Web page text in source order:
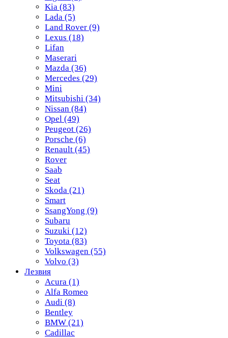
Kia (83)
Lada (5)
Land Rover (9)
Lexus (18)
Lifan
Maserari
Mazda (36)
Mercedes (29)
Mini
Mitsubishi (34)
Nissan (84)
Opel (49)
Peugeot (26)
Porsche (6)
Renault (45)
Rover
Saab
Seat
Skoda (21)
Smart
SsangYong (9)
Subaru
Suzuki (12)
Toyota (83)
Volkswagen (55)
Volvo (3)
Лезвия
Acura (1)
Alfa Romeo
Audi (8)
Bentley
BMW (21)
Cadillac